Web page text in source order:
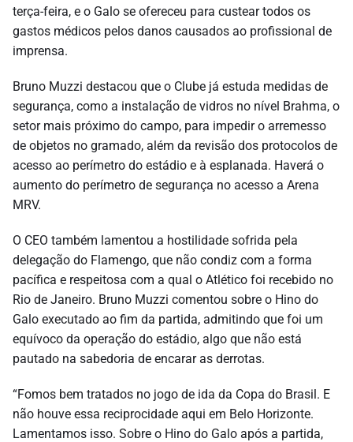
terça-feira, e o Galo se ofereceu para custear todos os
gastos médicos pelos danos causados ao profissional de
imprensa.
Bruno Muzzi destacou que o Clube já estuda medidas de
segurança, como a instalação de vidros no nível Brahma, o
setor mais próximo do campo, para impedir o arremesso
de objetos no gramado, além da revisão dos protocolos de
acesso ao perímetro do estádio e à esplanada. Haverá o
aumento do perímetro de segurança no acesso a Arena
MRV.
O CEO também lamentou a hostilidade sofrida pela
delegação do Flamengo, que não condiz com a forma
pacífica e respeitosa com a qual o Atlético foi recebido no
Rio de Janeiro. Bruno Muzzi comentou sobre o Hino do
Galo executado ao fim da partida, admitindo que foi um
equívoco da operação do estádio, algo que não está
pautado na sabedoria de encarar as derrotas.
“Fomos bem tratados no jogo de ida da Copa do Brasil. E
não houve essa reciprocidade aqui em Belo Horizonte.
Lamentamos isso. Sobre o Hino do Galo após a partida,